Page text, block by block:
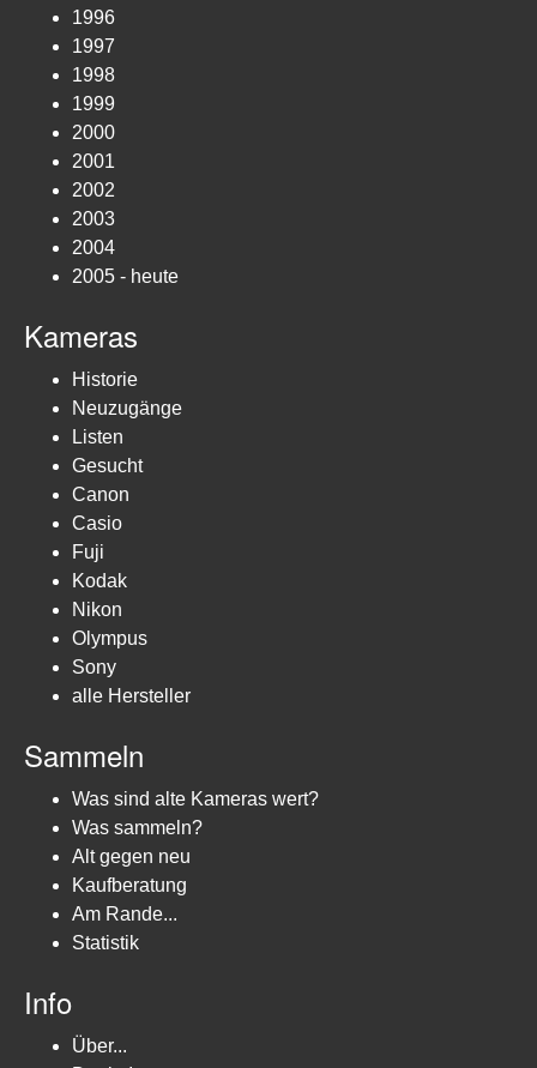
1996
1997
1998
1999
2000
2001
2002
2003
2004
2005 - heute
Kameras
Historie
Neuzugänge
Listen
Gesucht
Canon
Casio
Fuji
Kodak
Nikon
Olympus
Sony
alle Hersteller
Sammeln
Was sind alte Kameras wert?
Was sammeln?
Alt gegen neu
Kaufberatung
Am Rande...
Statistik
Info
Über...